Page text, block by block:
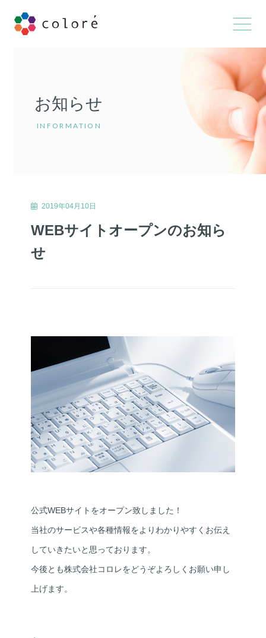
お知らせ
INFORMATION
2019年04月10日
WEBサイトオープンのお知ら
せ
公式WEBサイトをオープン致しました！
当社のサービスや各種情報をよりわかりやすくお伝え
していきたいと思っております。
今後とも株式会社コロレをどうぞよろしくお願い申し
上げます。